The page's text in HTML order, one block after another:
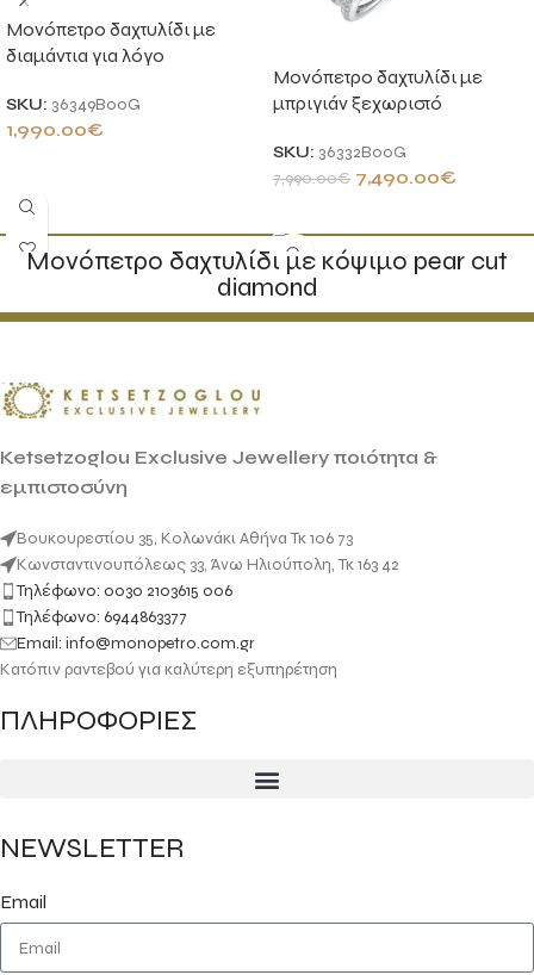
Μονόπετρο δαχτυλίδι με
διαμάντια για λόγο
SKU: 36349B00G
1,990.00€
Μονόπετρο δαχτυλίδι με
μπριγιάν ξεχωριστό
SKU: 36332B00G
7,990.00€ 7,490.00€
Μονόπετρο δαχτυλίδι με κόψιμο pear cut
diamond
Ketsetzoglou Exclusive Jewellery ποιότητα &
εμπιστοσύνη
Βουκουρεστίου 35, Κολωνάκι Αθήνα Τκ 106 73
Κωνσταντινουπόλεως 33, Άνω Ηλιούπολη, Τκ 163 42
Τηλέφωνο: 0030 2103615 006
Τηλέφωνο: 6944863377
Email: info@monopetro.com.gr
Κατόπιν ραντεβού για καλύτερη εξυπηρέτηση
ΠΛΗΡΟΦΟΡΙΕΣ
NEWSLETTER
Email